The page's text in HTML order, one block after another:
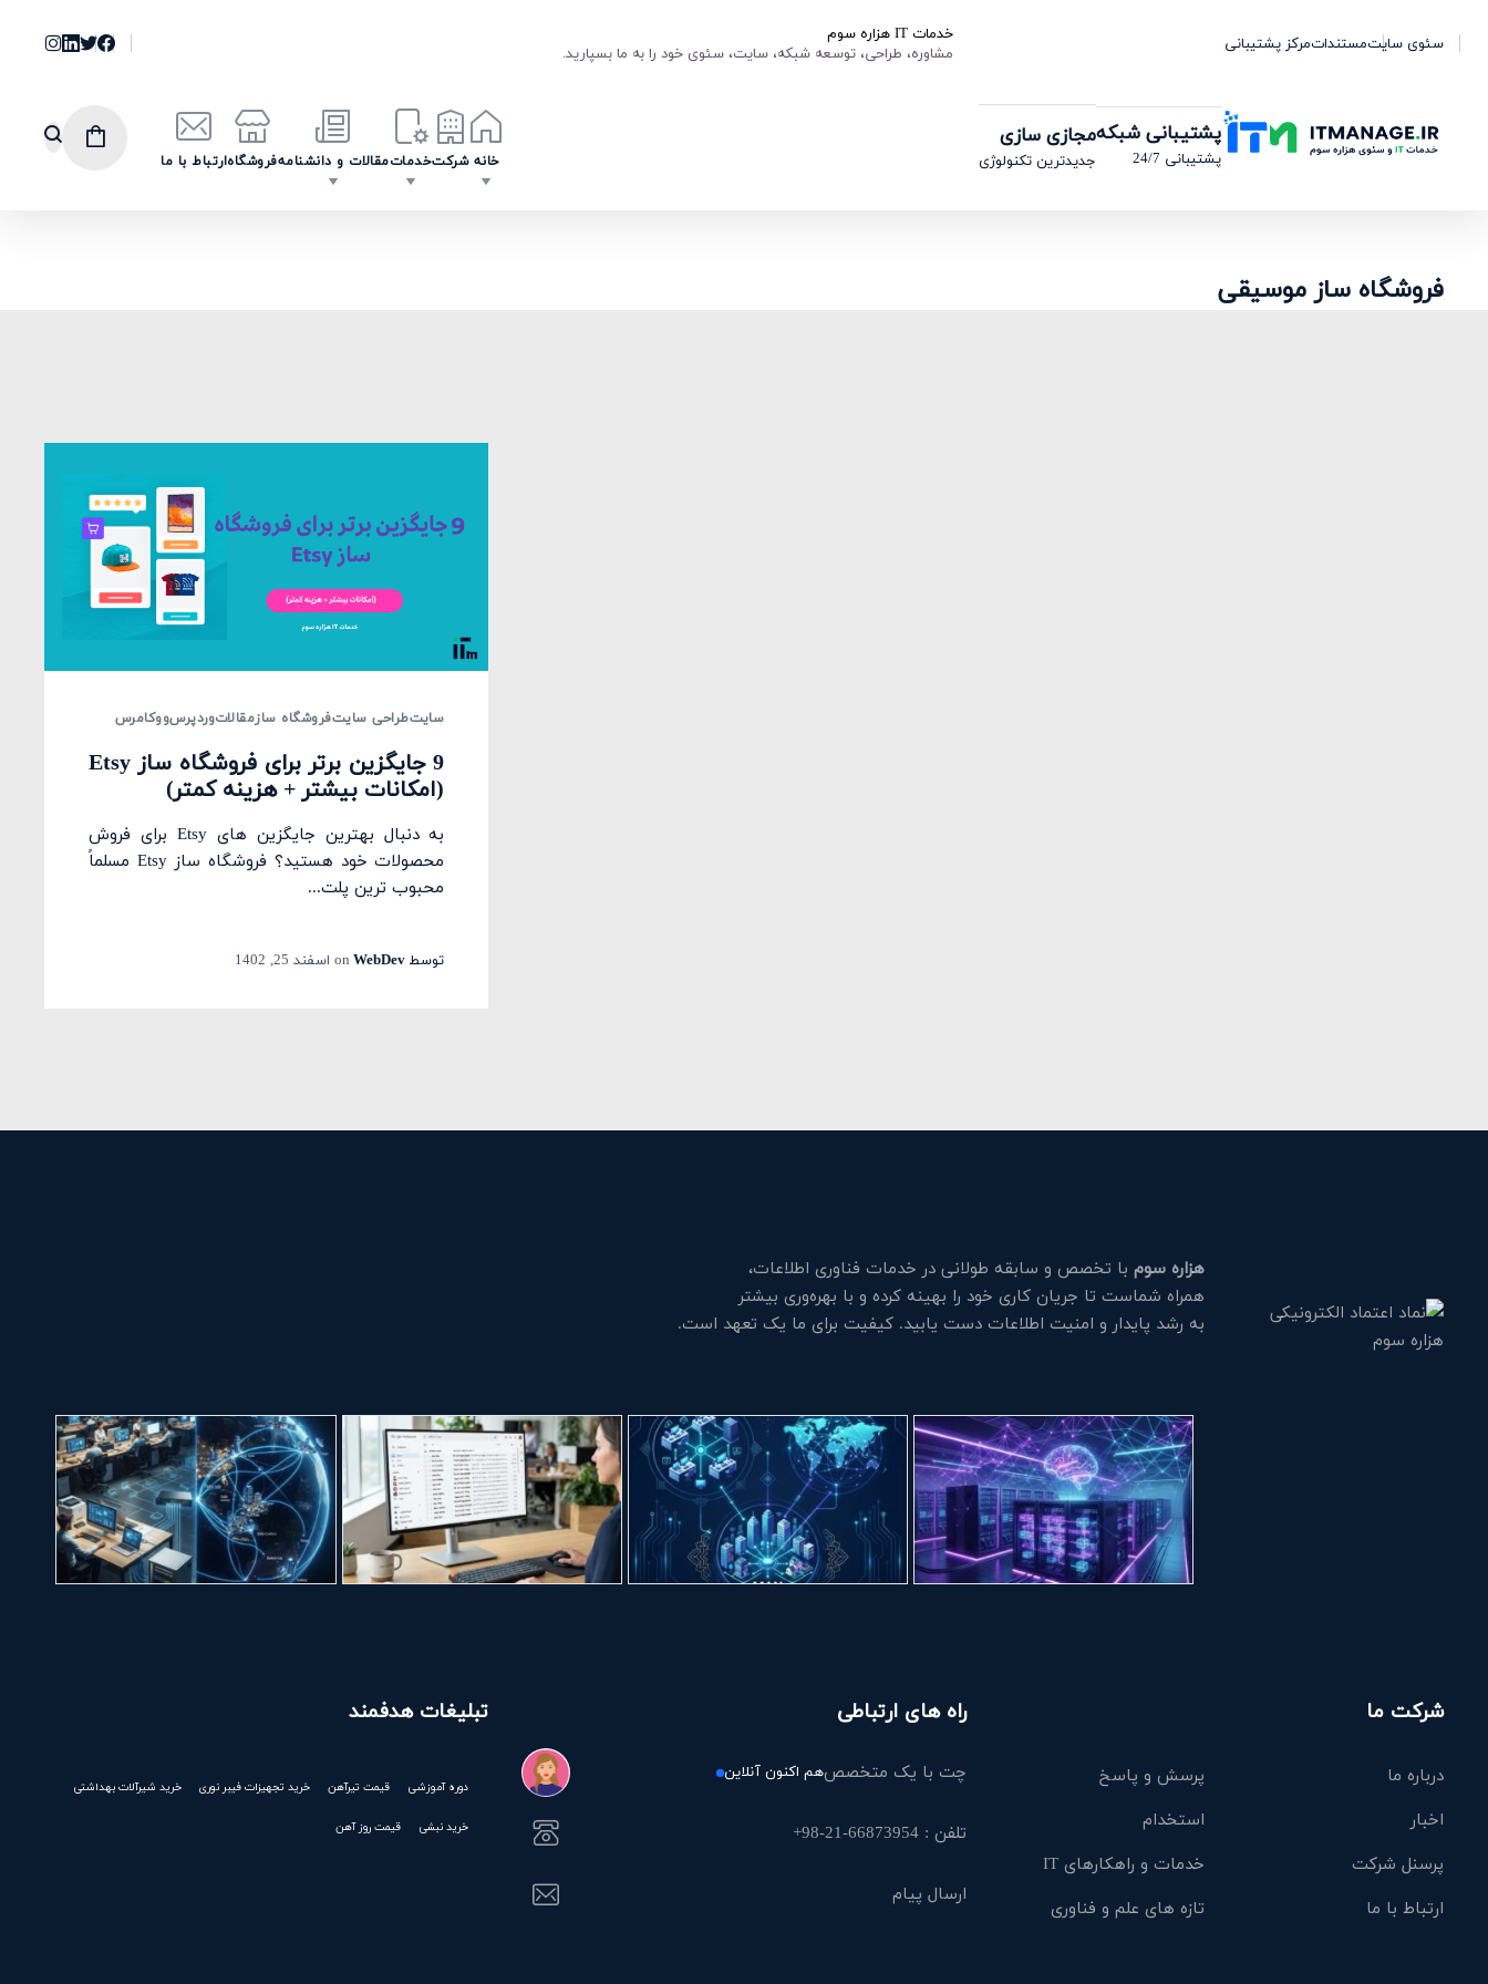
خدمات IT هزاره سوم
مشاوره، طراحی، توسعه شبکه، سایت، سئوی خود را به ما بسپارید.
سئوی سایتمستنداتمرکز پشتیبانی
خانه شرکتخدماتمقالات و دانشنامهفروشگاهارتباط با ما
پشتیبانی شبکه
پشتیبانی 24/7
مجازی سازی
جدیدترین تکنولوژی
فروشگاه ساز موسیقی
سایتطراحی سایتفروشگاه سازمقالاتوردپرسووکامرس
9 جایگزین برتر برای فروشگاه ساز Etsy
(امکانات بیشتر + هزینه کمتر)
به دنبال بهترین جایگزین های Etsy برای فروش
محصولات خود هستید؟ فروشگاه ساز Etsy مسلماً
محبوب ترین پلت...
توسطWebDev
on اسفند 25, 1402
هزاره سومبا تخصص و سابقه طولانی در خدمات فناوری اطلاعات،
همراه شماست تا جریان کاری خود را بهینه کرده و با بهره‌وری بیشتر
به رشد پایدار و امنیت اطلاعات دست یابید. کیفیت برای ما یک تعهد است.
شرکت ما
درباره ما
پرسش و پاسخ
اخبار
استخدام
پرسنل شرکت
خدمات و راهکارهای IT
ارتباط با ما
تازه های علم و فناوری
راه های ارتباطی
چت با یک متخصصهم اکنون آنلاین
تلفن : 66873954-21-98+
ارسال پیام
تبلیغات هدفمند
دوره آموزشی قیمت تیرآهن خرید تجهیزات فیبر نوری خرید شیرآلات بهداشتی
خرید نبشی قیمت روز آهن